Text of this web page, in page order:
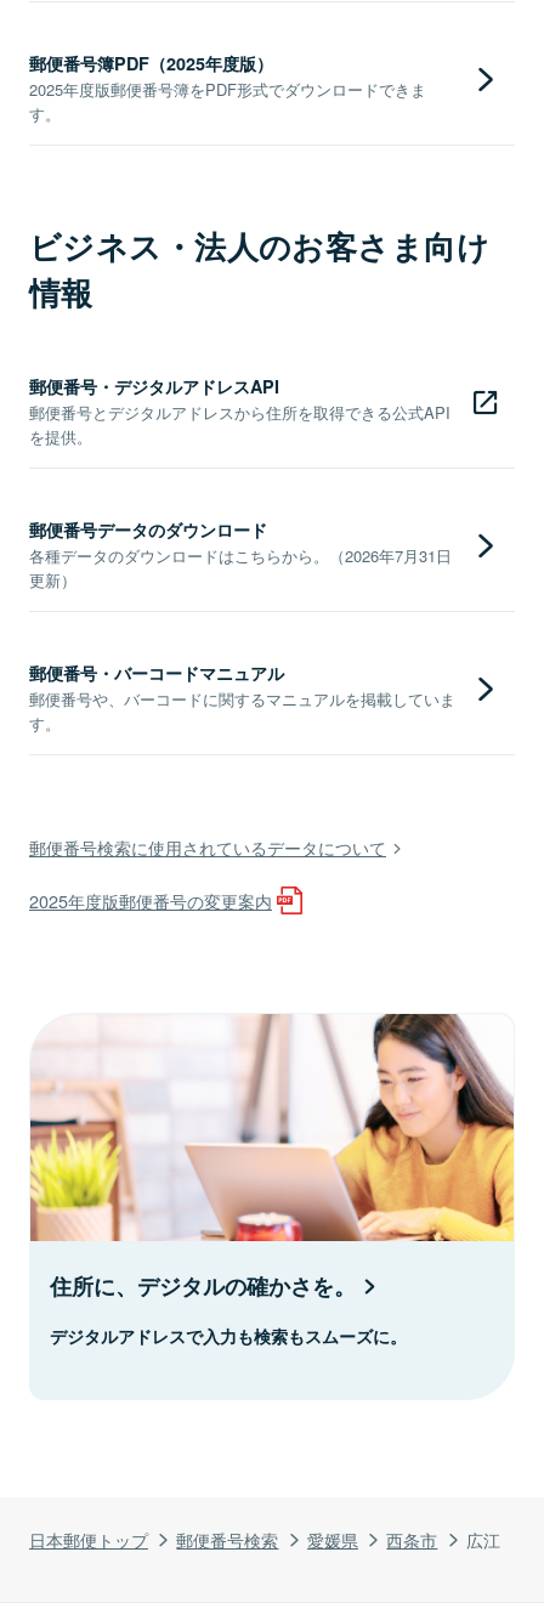
日本郵便トップ 郵便番号検索 愛媛県 西条市 広江
郵便番号簿PDF（2025年度版）
2025年度版郵便番号簿をPDF形式でダウンロードできま
す。
ビジネス・法人のお客さま向け
情報
郵便番号・デジタルアドレスAPI
郵便番号とデジタルアドレスから住所を取得できる公式API
を提供。
郵便番号データのダウンロード
各種データのダウンロードはこちらから。（2026年7月31日
更新）
郵便番号・バーコードマニュアル
郵便番号や、バーコードに関するマニュアルを掲載していま
す。
郵便番号検索に使用されているデータについて
2025年度版郵便番号の変更案内
住所に、デジタルの確かさを。
デジタルアドレスで入力も検索もスムーズに。